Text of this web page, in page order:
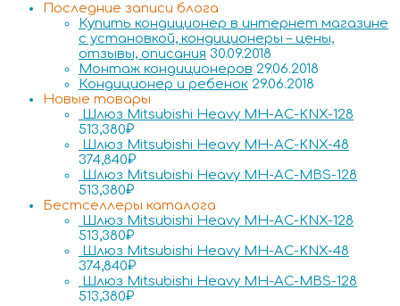
Последние записи блога
Купить кондиционер в интернет магазине
с установкой, кондиционеры – цены,
отзывы, описания 30.09.2018
Монтаж кондиционеров 29.06.2018
Кондиционер и ребенок 29.06.2018
Новые товары
Шлюз Mitsubishi Heavy MH-AC-KNX-128
513,380₽
Шлюз Mitsubishi Heavy MH-AC-KNX-48
374,840₽
Шлюз Mitsubishi Heavy MH-AC-MBS-128
513,380₽
Бестселлеры каталога
Шлюз Mitsubishi Heavy MH-AC-KNX-128
513,380₽
Шлюз Mitsubishi Heavy MH-AC-KNX-48
374,840₽
Шлюз Mitsubishi Heavy MH-AC-MBS-128
513,380₽